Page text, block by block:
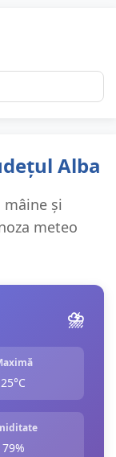
Alba
mâine și
meteo
⛈️
25°C
79%